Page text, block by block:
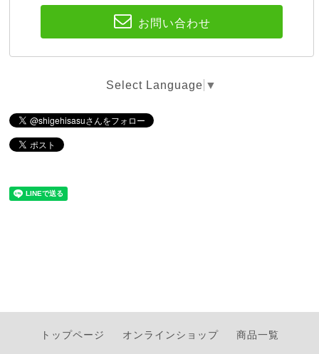
お問い合わせ
Select Language ▼
トップページ オンラインショップ 商品一覧